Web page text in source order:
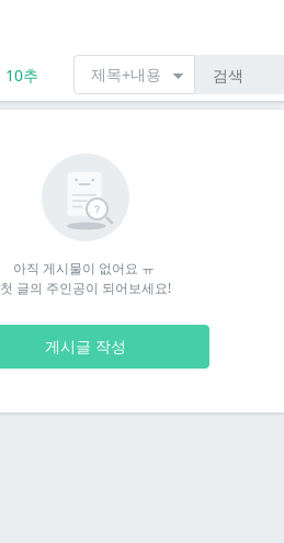
10추
아직 게시물이 없어요 ㅠ
첫 글의 주인공이 되어보세요!
게시글 작성